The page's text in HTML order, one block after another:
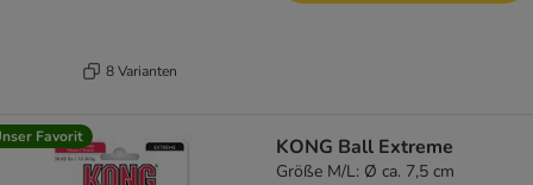
8 Varianten
Favorit KONG Ball Extreme
Größe M/L: Ø ca. 7,5 cm